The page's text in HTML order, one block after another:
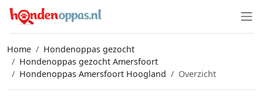
Home
Hondenoppas gezocht
Hondenoppas gezocht Amersfoort
Hondenoppas Amersfoort Hoogland
Overzicht